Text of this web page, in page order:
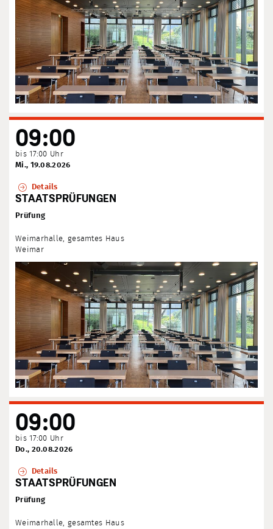
09:00
bis 17:00 Uhr
Mi., 19.08.2026
Details
STAATSPRÜFUNGEN
Prüfung
Weimarhalle, gesamtes Haus
Weimar
09:00
bis 17:00 Uhr
Do., 20.08.2026
Details
STAATSPRÜFUNGEN
Prüfung
Weimarhalle, gesamtes Haus